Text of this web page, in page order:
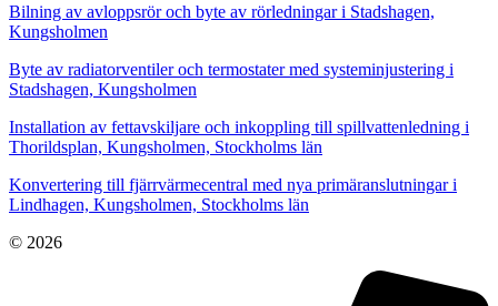
Bilning av avloppsrör och byte av rörledningar i Stadshagen,
Kungsholmen
Byte av radiatorventiler och termostater med systeminjustering i
Stadshagen, Kungsholmen
Installation av fettavskiljare och inkoppling till spillvattenledning i
Thorildsplan, Kungsholmen, Stockholms län
Konvertering till fjärrvärmecentral med nya primäranslutningar i
Lindhagen, Kungsholmen, Stockholms län
© 2026